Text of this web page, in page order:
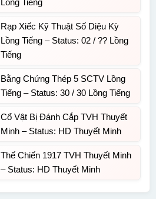
Lồng Tiếng
Rạp Xiếc Kỹ Thuật Số Diệu Kỳ
Lồng Tiếng – Status: 02 / ?? Lồng
Tiếng
Bằng Chứng Thép 5 SCTV Lồng
Tiếng – Status: 30 / 30 Lồng Tiếng
Cổ Vật Bị Đánh Cắp TVH Thuyết
Minh – Status: HD Thuyết Minh
Thế Chiến 1917 TVH Thuyết Minh
– Status: HD Thuyết Minh